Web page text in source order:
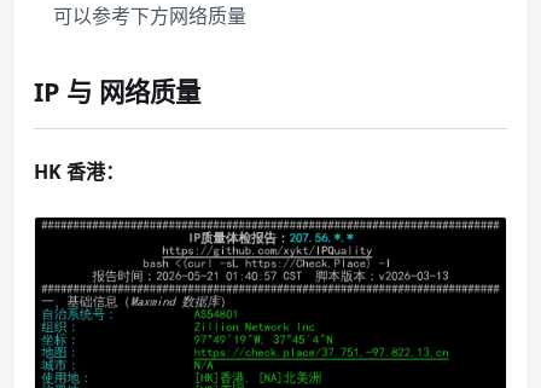
可以参考下方网络质量
IP 与 网络质量
HK 香港：